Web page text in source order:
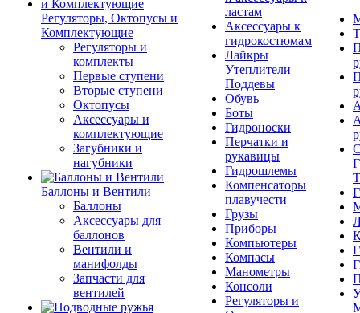
Регуляторы, Октопусы и
Комплектующие
Регуляторы и
комплекты
Первые ступени
Вторые ступени
Октопусы
Аксессуары и
комплектующие
Загубники и
нагубники
Баллоны и Вентили
Баллоны
Аксессуары для
баллонов
Вентили и
манифолды
Запчасти для
вентилей
ластам
Аксессуары к
гидрокостюмам
Лайкры
Утеплители
Поддевы
Обувь
Боты
Гидроноски
Перчатки и
рукавицы
Гидрошлемы
Компенсаторы
плавучести
Грузы
Приборы
Компьютеры
Компасы
Манометры
Консоли
Регуляторы и